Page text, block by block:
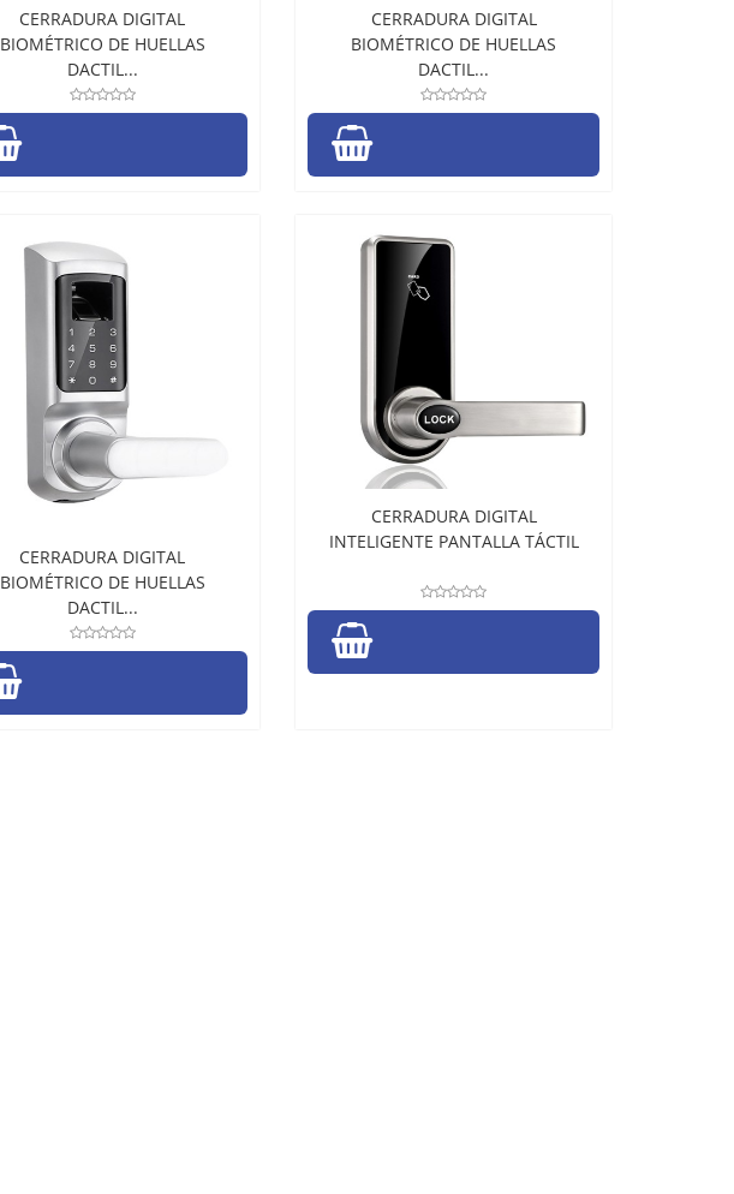
CERRADURA DIGITAL
BIOMÉTRICO DE HUELLAS
DACTIL...
CERRADURA DIGITAL
BIOMÉTRICO DE HUELLAS
DACTIL...
CERRADURA DIGITAL
BIOMÉTRICO DE HUELLAS
DACTIL...
CERRADURA DIGITAL
INTELIGENTE PANTALLA TÁCTIL